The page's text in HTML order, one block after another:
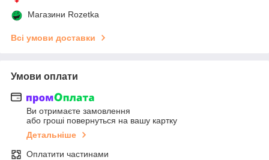
Магазини Rozetka
Всі умови доставки
Умови оплати
Ви отримаєте замовлення
або гроші повернуться на вашу картку
Детальніше
Оплатити частинами